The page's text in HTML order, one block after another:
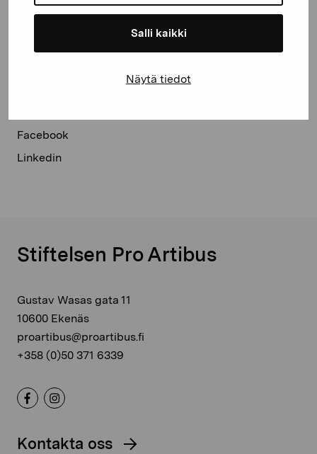
Salli kaikki
Näytä tiedot
Facebook
Linkedin
Korpo Skärgårdsresidens får ett arbetsstipendium
från Svenska kulturfonden.
Stiftelsen Pro Artibus
Gustav Wasas gata 11
10600 Ekenäs
proartibus@proartibus.fi
+358 (0)50 371 6339
Kontakta oss